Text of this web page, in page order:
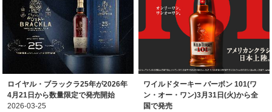
ロイヤル・ブラックラ25年が2026年
4月21日から数量限定で発売開始
2026-03-25
ワイルドターキー バーボン 101(ワ
ン・オー・ワン)3月31日(火)から全
国で発売